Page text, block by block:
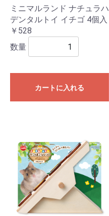
ミニマルランド ナチュラハ
デンタルトイ イチゴ 4個入
￥528
数量
カートに入れる